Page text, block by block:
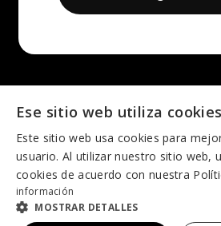
Ese sitio web utiliza cookies
Este sitio web usa cookies para
usuario. Al utilizar nuestro sitio web,
cookies de acuerdo con nuestra
información
MOSTRAR DETALLES